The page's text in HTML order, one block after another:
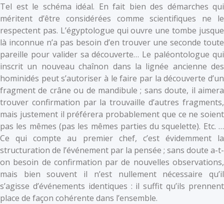
Tel est le schéma idéal. En fait bien des démarches qui
méritent d’être considérées comme scientifiques ne le
respectent pas. L’égyptologue qui ouvre une tombe jusque
là inconnue n’a pas besoin d’en trouver une seconde toute
pareille pour valider sa découverte… Le paléontologue qui
inscrit un nouveau chaînon dans la lignée ancienne des
hominidés peut s’autoriser à le faire par la découverte d’un
fragment de crâne ou de mandibule ; sans doute, il aimera
trouver confirmation par la trouvaille d’autres fragments,
mais justement il préférera probablement que ce ne soient
pas les mêmes (pas les mêmes parties du squelette). Etc. …
Ce qui compte au premier chef, c’est évidemment la
structuration de l’événement par la pensée ; sans doute a-t-
on besoin de confirmation par de nouvelles observations,
mais bien souvent il n’est nullement nécessaire qu’il
s’agisse d’événements identiques : il suffit qu’ils prennent
place de façon cohérente dans l’ensemble.